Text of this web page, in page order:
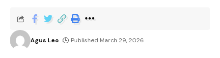
Agus Leo Published March 29, 2026